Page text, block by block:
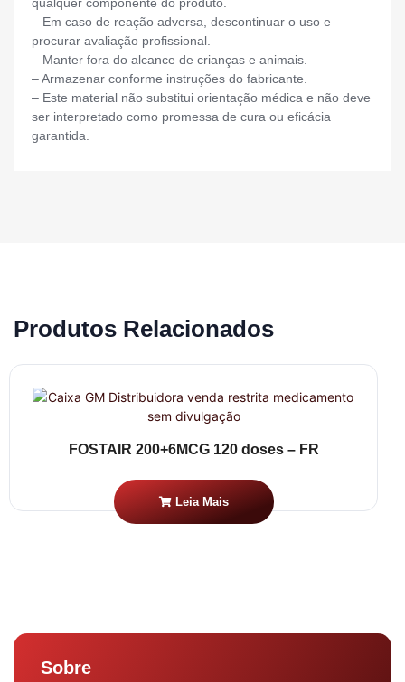
qualquer componente do produto.
– Em caso de reação adversa, descontinuar o uso e
procurar avaliação profissional.
– Manter fora do alcance de crianças e animais.
– Armazenar conforme instruções do fabricante.
– Este material não substitui orientação médica e não deve
ser interpretado como promessa de cura ou eficácia
garantida.
Produtos Relacionados
FOSTAIR 200+6MCG 120 doses – FR
Leia Mais
Sobre